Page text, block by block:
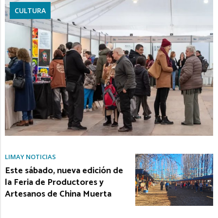
CULTURA
LIMAY NOTICIAS
Este sábado, nueva edición de
la Feria de Productores y
Artesanos de China Muerta